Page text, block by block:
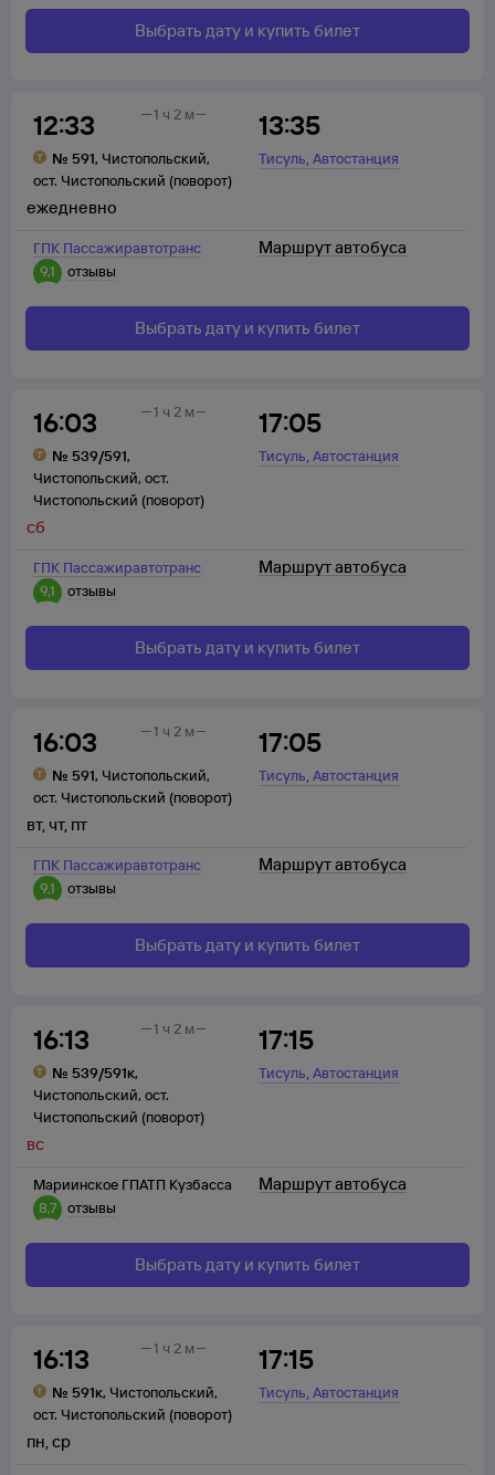
Выбрать дату и купить билет
12:33
№ 591, Чистопольский,
ост. Чистопольский (поворот)
13:35
Тисуль,Автостанция
1 ч 2 м
ГПК Пассажиравтотранс
9,1
отзывы
ежедневно
Маршрут автобуса
Выбрать дату и купить билет
16:03
№ 539/591,
Чистопольский, ост.
Чистопольский (поворот)
17:05
Тисуль,Автостанция
1 ч 2 м
ГПК Пассажиравтотранс
9,1
отзывы
сб
Маршрут автобуса
Выбрать дату и купить билет
16:03
№ 591, Чистопольский,
ост. Чистопольский (поворот)
17:05
Тисуль,Автостанция
1 ч 2 м
ГПК Пассажиравтотранс
9,1
отзывы
вт, чт, пт
Маршрут автобуса
Выбрать дату и купить билет
16:13
№ 539/591к,
Чистопольский, ост.
Чистопольский (поворот)
17:15
Тисуль,Автостанция
1 ч 2 м
Мариинское ГПАТП Кузбасса
8,7 отзывы
вс
Маршрут автобуса
Выбрать дату и купить билет
16:13
№ 591к, Чистопольский,
ост. Чистопольский (поворот)
17:15
Тисуль,Автостанция
1 ч 2 м
пн,ср